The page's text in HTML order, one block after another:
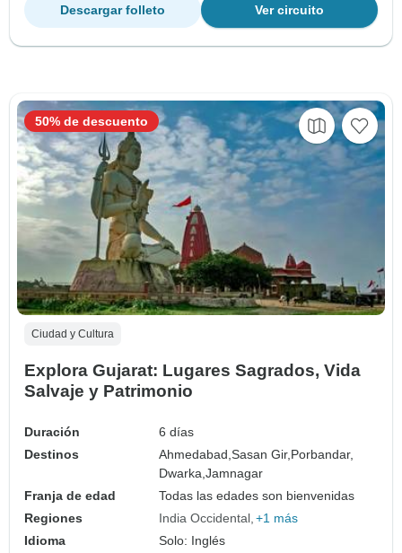
Ver circuito
Descargar folleto
Ciudad y Cultura
Explora Gujarat: Lugares Sagrados, Vida
Salvaje y Patrimonio
Duración
6 días
Destinos
Ahmedabad,Sasan Gir, Porbandar,
Dwarka,Jamnagar
Franja de edad
Todas las edades son bienvenidas
Regiones
India Occidental +1 más
Idioma
Solo: Inglés
50% de descuento